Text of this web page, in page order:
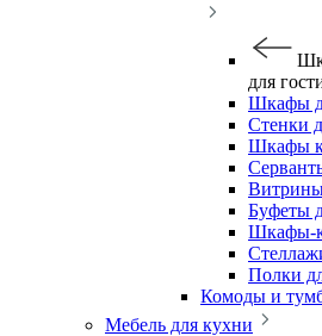
для
Шкафы
Стенки
Шкафы
Буфеты
Шкафы-
Полки
Комоды и
Мебель для кухни